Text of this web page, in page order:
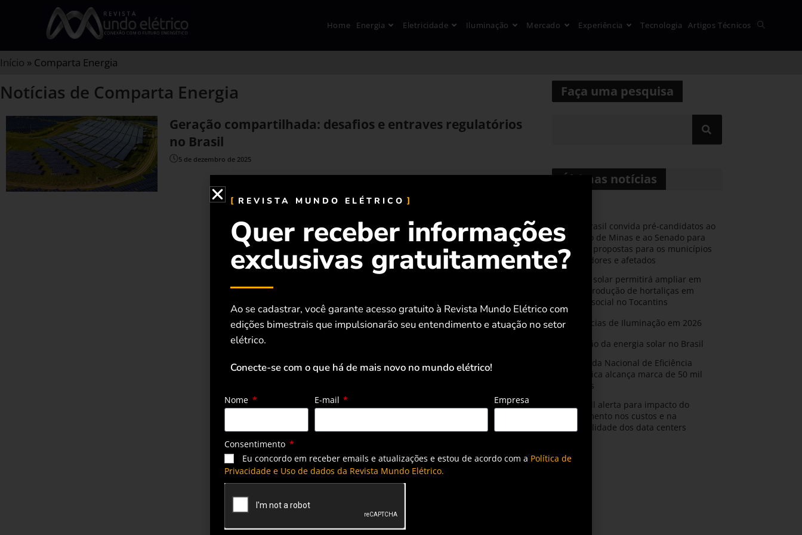
Home Energia Eletricidade Iluminação Mercado Experiência Tecnologia Artigos Técnicos
Início » Comparta Energia
Notícias de Comparta Energia
Geração compartilhada: desafios e entraves regulatórios
no Brasil
5 de dezembro de 2025
Faça uma pesquisa
Últimas notícias
AMIG Brasil convida pré-candidatos ao
Governo de Minas e ao Senado para
discutir propostas para os municípios
mineradores e afetados
Energia solar permitirá ampliar em
25% a produção de hortaliças em
projeto social no Tocantins
Tendências de Iluminação em 2026
Expansão da energia solar no Brasil
Olimpíada Nacional de Eficiência
Energética alcança marca de 50 mil
inscritos
Armacell alerta para impacto do
resfriamento nos custos e na
confiabilidade dos data centers
REVISTA MUNDO ELÉTRICO
Quer receber informações
exclusivas gratuitamente?
Ao se cadastrar, você garante acesso gratuito à Revista Mundo Elétrico com
edições bimestrais que impulsionarão seu entendimento e atuação no setor
elétrico.
Conecte-se com o que há de mais novo no mundo elétrico!
Nome E-mail Empresa
Consentimento
Eu concordo em receber emails e atualizações e estou de acordo com a Política de
Privacidade e Uso de dados da Revista Mundo Elétrico.